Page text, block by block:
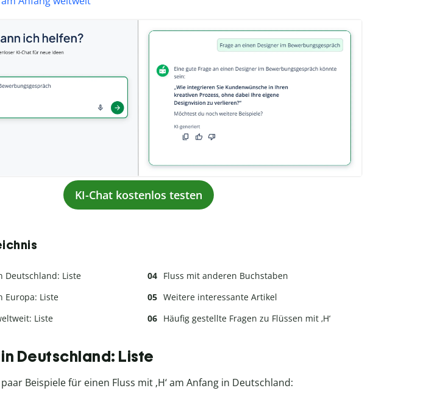
KI-Chat kostenlos testen
Deutschland: Liste
Europa: Liste
Liste
Fluss mit anderen Buchstaben
Weitere interessante Artikel
Häufig gestellte Fragen zu Flüssen mit ‚H‘
in Deutschland: Liste
Beispiele für einen Fluss mit ‚H‘ am Anfang in Deutschland: